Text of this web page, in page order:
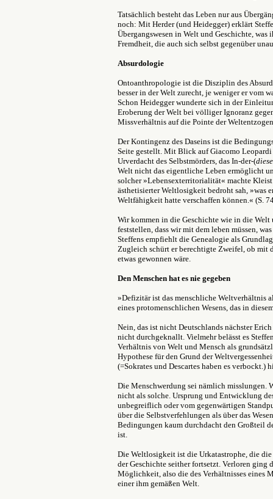
Tatsächlich besteht das Leben nur aus
noch: Mit Herder (und Heidegger) erklärt
Übergangswesen in Welt und Geschichte,
Fremdheit, die auch sich selbst gegenüber
Absurdologie
Ontoanthropologie ist die Disziplin des
besser in der Welt zurecht, je weniger er vom
Schon Heidegger wunderte sich in der
Eroberung der Welt bei völliger Ignoranz
Missverhältnis auf die Pointe der
Der Kontingenz des Daseins ist die
Seite gestellt. Mit Blick auf Giacomo
Urverdacht des Selbstmörders, das In-der-(
Welt nicht das eigentliche Leben ermöglicht
solcher »Lebensexterritorialität« machte
ästhetisierter Weltlosigkeit bedroht sah, »was
Weltfähigkeit hatte verschaffen können.« (S.
Wir kommen in die Geschichte wie in die
feststellen, dass wir mit dem leben müssen,
Steffens empfiehlt die Genealogie als
Zugleich schürt er berechtigte Zweifel, ob mit
etwas gewonnen wäre.
Den Menschen hat es nie gegeben
»Defizitär ist das menschliche Weltverhältnis
eines protomenschlichen Wesens, das in
Nein, das ist nicht Deutschlands nächster
nicht durchgeknallt. Vielmehr belässt es
Verhältnis von Welt und Mensch als
Hypothese für den Grund der
(=Sokrates und Descartes haben es verbockt.)
Die Menschwerdung sei nämlich misslungen.
nicht als solche. Ursprung und Entwicklung
unbegreiflich oder vom gegenwärtigen
über die Selbstverfehlungen als über das
Bedingungen kaum durchdacht den Großteil
ist.
Die Weltlosigkeit ist die Urkatastrophe, die
der Geschichte seither fortsetzt. Verloren ging
Möglichkeit, also die des Verhältnisses eines
einer ihm gemäßen Welt.